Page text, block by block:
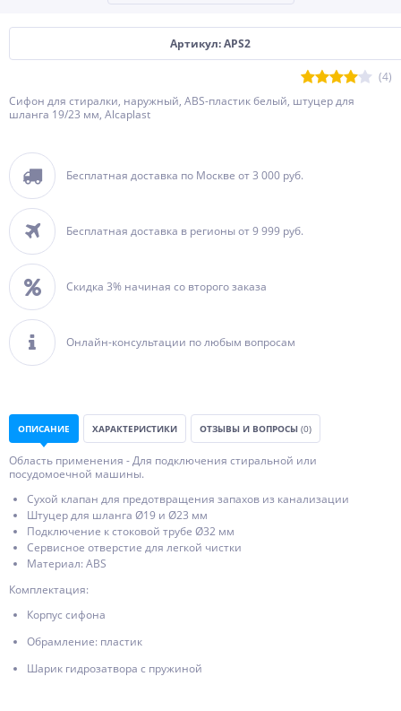
Артикул: APS2
(4)
Сифон для стиралки, наружный, ABS-пластик белый, штуцер для
шланга 19/23 мм, Alcaplast
Бесплатная доставка по Москве от 3 000 руб.
Бесплатная доставка в регионы от 9 999 руб.
Скидка 3% начиная со второго заказа
Онлайн-консультации по любым вопросам
ОПИСАНИЕ ХАРАКТЕРИСТИКИ ОТЗЫВЫ И ВОПРОСЫ (0)
Область применения - Для подключения стиральной или
посудомоечной машины.
Сухой клапан для предотвращения запахов из канализации
Штуцер для шланга Ø19 и Ø23 мм
Подключение к стоковой трубе Ø32 мм
Сервисное отверстие для легкой чистки
Материал: ABS
Комплектация:
Корпус сифона
Обрамление: пластик
Шарик гидрозатвора с пружиной